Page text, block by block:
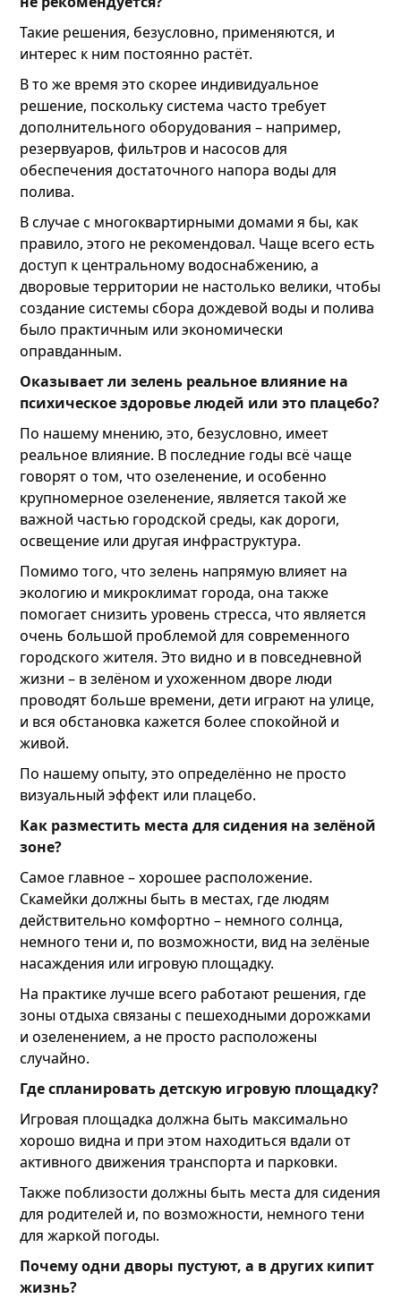
Такие решения, безусловно, применяются, и
интерес к ним постоянно растёт.
В то же время это скорее индивидуальное
решение, поскольку система часто требует
дополнительного оборудования – например,
резервуаров, фильтров и насосов для
обеспечения достаточного напора воды для
полива.
В случае с многоквартирными домами я бы, как
правило, этого не рекомендовал. Чаще всего есть
доступ к центральному водоснабжению, а
дворовые территории не настолько велики, чтобы
создание системы сбора дождевой воды и полива
было практичным или экономически
оправданным.
Оказывает ли зелень реальное влияние на
психическое здоровье людей или это плацебо?
По нашему мнению, это, безусловно, имеет
реальное влияние. В последние годы всё чаще
говорят о том, что озеленение, и особенно
крупномерное озеленение, является такой же
важной частью городской среды, как дороги,
освещение или другая инфраструктура.
Помимо того, что зелень напрямую влияет на
экологию и микроклимат города, она также
помогает снизить уровень стресса, что является
очень большой проблемой для современного
городского жителя. Это видно и в повседневной
жизни – в зелёном и ухоженном дворе люди
проводят больше времени, дети играют на улице,
и вся обстановка кажется более спокойной и
живой.
По нашему опыту, это определённо не просто
визуальный эффект или плацебо.
Как разместить места для сидения на зелёной
зоне?
Самое главное – хорошее расположение.
Скамейки должны быть в местах, где людям
действительно комфортно – немного солнца,
немного тени и, по возможности, вид на зелёные
насаждения или игровую площадку.
На практике лучше всего работают решения, где
зоны отдыха связаны с пешеходными дорожками
и озеленением, а не просто расположены
случайно.
Где спланировать детскую игровую площадку?
Игровая площадка должна быть максимально
хорошо видна и при этом находиться вдали от
активного движения транспорта и парковки.
Также поблизости должны быть места для сидения
для родителей и, по возможности, немного тени
для жаркой погоды.
Почему одни дворы пустуют, а в других кипит
жизнь?